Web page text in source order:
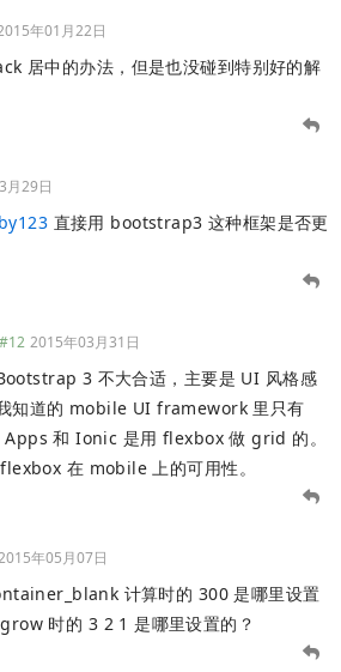
年01月22日
居中的办法，但是也没碰到特别好的解
月29日
直接用 bootstrap3 这种框架是否更
#12 2015年03月31日
3 不大合适，主要是 UI 风格感
知道的 mobile UI framework 里只有
和 Ionic 是用 flexbox 做 grid 的。
在 mobile 上的可用性。
年05月07日
计算时的 300 是哪里设置
时的 3 2 1 是哪里设置的？